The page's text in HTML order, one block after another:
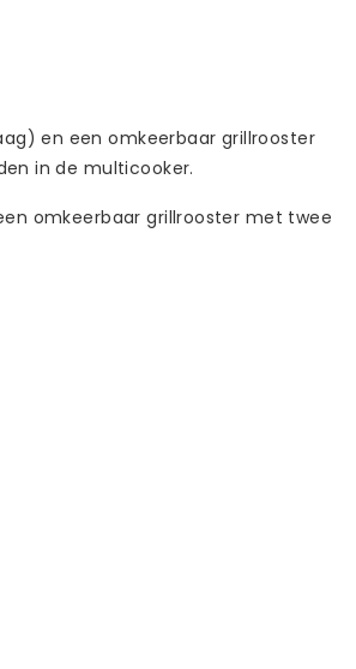
en een omkeerbaar grillrooster
in de multicooker.
omkeerbaar grillrooster met twee